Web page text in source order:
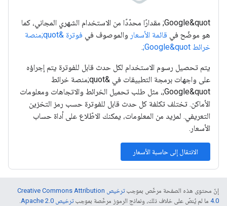
Google&quot; مقدارًا محدّدًا من الاستخدام الشهري المجاني، كما
هو موضّح في قائمة الأسعار والموصوف في
فوترة &quot;منصة
خرائط Google&quot;
.
يتم تحصيل رسوم الاستخدام لكل حدث قابل للفوترة يتم إجراؤه
على واجهات برمجة التطبيقات في &quot;منصة خرائط
Google&quot;، مثل طلب تحميل الخرائط والاتجاهات ومعلومات
الأماكن. تختلف تكلفة كل حدث قابل للفوترة حسب رمز التخزين
التعريفي. لمزيد من المعلومات، يمكنك الاطّلاع على أداة حساب
الأسعار.
الانتقال إلى حاسبة الأسعار
إنّ محتوى هذه الصفحة مرخّص بموجب
ترخيص Creative Commons Attribution
4.0‏ ما لم يُنصّ على خلاف ذلك، ونماذج الرموز مرخّصة بموجبترخيص Apache 2.0‏
.